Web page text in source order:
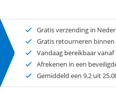
Gratis verzending in
Gratis retourneren binnen
Vandaag bereikbaar vanaf
Afrekenen in een
Gemiddeld een 9.2 uit